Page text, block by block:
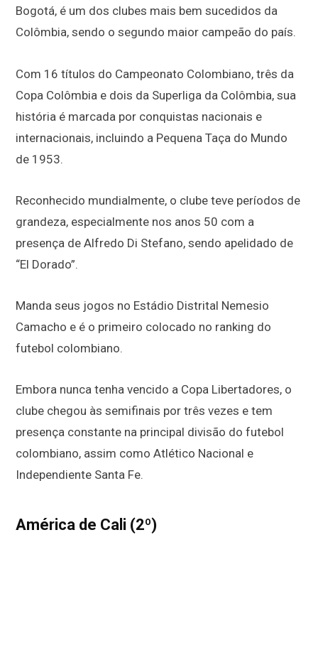
Bogotá, é um dos clubes mais bem sucedidos da
Colômbia, sendo o segundo maior campeão do país.
Com 16 títulos do Campeonato Colombiano, três da
Copa Colômbia e dois da Superliga da Colômbia, sua
história é marcada por conquistas nacionais e
internacionais, incluindo a Pequena Taça do Mundo
de 1953.
Reconhecido mundialmente, o clube teve períodos de
grandeza, especialmente nos anos 50 com a
presença de Alfredo Di Stefano, sendo apelidado de
“El Dorado”.
Manda seus jogos no Estádio Distrital Nemesio
Camacho e é o primeiro colocado no ranking do
futebol colombiano.
Embora nunca tenha vencido a Copa Libertadores, o
clube chegou às semifinais por três vezes e tem
presença constante na principal divisão do futebol
colombiano, assim como Atlético Nacional e
Independiente Santa Fe.
América de Cali (2º)